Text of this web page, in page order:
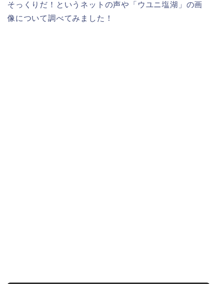
そっくりだ！というネットの声や「ウユニ塩湖」の画
像について調べてみました！